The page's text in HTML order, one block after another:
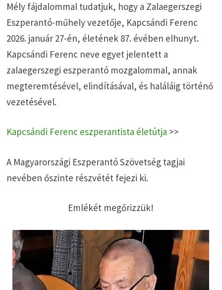
Mély fájdalommal tudatjuk, hogy a Zalaegerszegi
Eszperantó-műhely vezetője, Kapcsándi Ferenc
2026. január 27-én, életének 87. évében elhunyt.
Kapcsándi Ferenc neve egyet jelentett a
zalaegerszegi eszperantó mozgalommal, annak
megteremtésével, elindításával, és haláláig történő
vezetésével.
Kapcsándi Ferenc eszperantista életútja >>
A Magyarországi Eszperantó Szövetség tagjai
nevében őszinte részvétét fejezi ki.
Emlékét megőrizzük!